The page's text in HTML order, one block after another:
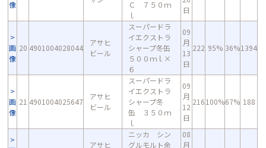
像
Ｃ ７５０ｍ
ｌ
日
画
像
20 4901004028044
アサヒ
ビール
スーパードラ
イエクストラ
シャープ冬缶
５００ｍｌ×
６
09
月
13
日
222 95% 36%1394
画
像
21 4901004025647
アサヒ
ビール
スーパードラ
イエクストラ
シャープ冬
缶 ３５０ｍ
ｌ
09
月
12
日
216100%67% 188
アサヒ
ニッカ シン
グルモルト余
08
月